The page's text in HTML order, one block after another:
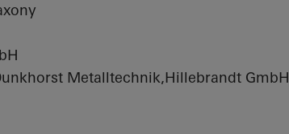
Metalltechnik,Hillebrandt GmbH